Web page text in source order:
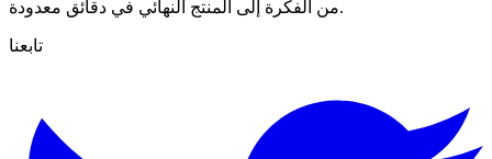
من الفكرة إلى المنتج النهائي في دقائق معدودة.
تابعنا